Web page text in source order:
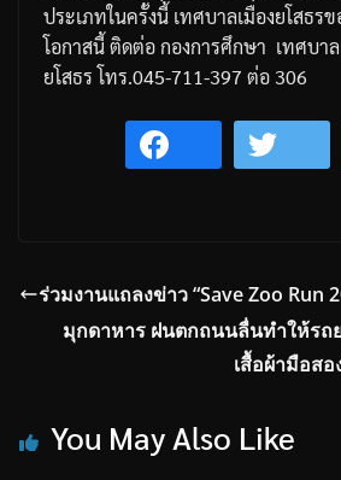
ประเภทในครั้งนี้ เทศบาลเมืองยโสธ
โอกาสนี้ติดต่อกองการศึกษา เทศบา
ยโสธร โทร.045-711-397 ต่อ 306
ร่วมงานแถลงข่าว “Save Zoo Run
มุกดาหาร ฝนตกถนนลื่นทำให้ร
เสื้อผ้ามือส
You May Also Like